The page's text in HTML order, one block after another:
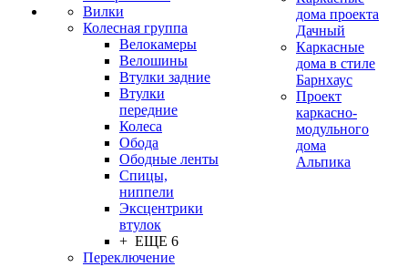
Вилки
Колесная группа
Велокамеры
Велошины
Втулки задние
Втулки
передние
Колеса
Обода
Ободные ленты
Спицы,
ниппели
Эксцентрики
втулок
+ ЕЩЕ 6
Переключение
дома проекта
Дачный
Каркасные
дома в стиле
Барнхаус
Проект
каркасно-
модульного
дома
Альпика